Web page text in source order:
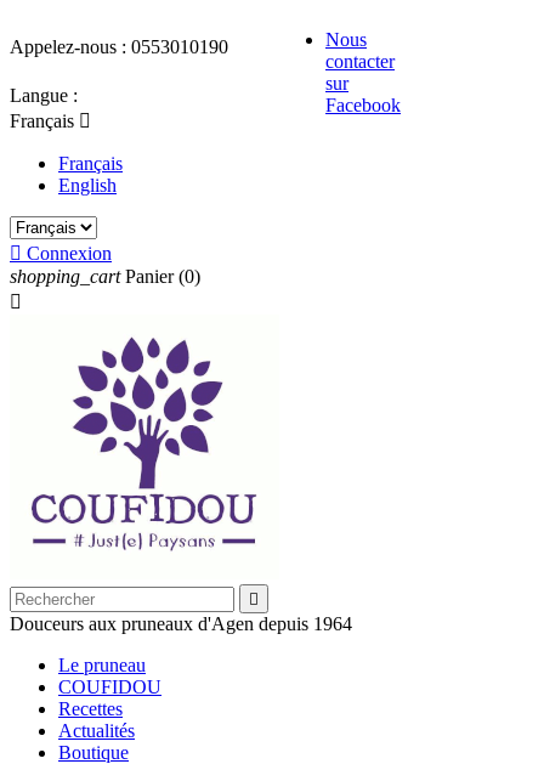
Appelez-nous : 0553010190
Nous
contacter
sur
Facebook
Langue :
Français 
Français
English
 Connexion
shopping_cart Panier (0)


Douceurs aux pruneaux d'Agen depuis 1964
Le pruneau
COUFIDOU
Recettes
Actualités
Boutique